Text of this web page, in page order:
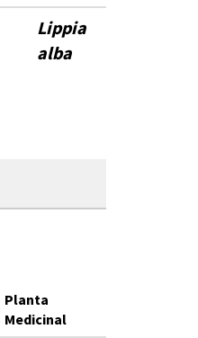
Lippia
alba
Planta
Medicinal